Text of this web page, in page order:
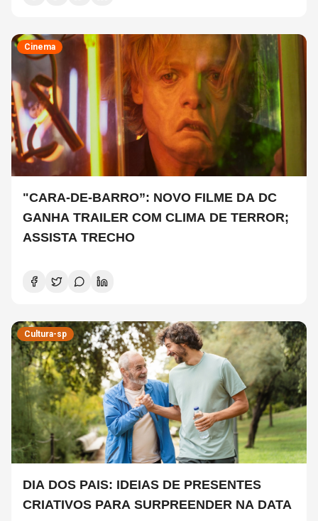
Cinema
"CARA-DE-BARRO”: NOVO FILME DA DC
GANHA TRAILER COM CLIMA DE TERROR;
ASSISTA TRECHO
Cultura-sp
DIA DOS PAIS: IDEIAS DE PRESENTES
CRIATIVOS PARA SURPREENDER NA DATA